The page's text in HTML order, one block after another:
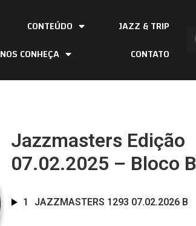
CONTEÚDO
JAZZ & TRIP
NOS CONHEÇA CONTATO
Jazzmasters Edição
07.02.2025 – Bloco B
1 JAZZMASTERS 1293 07.02.2026 B